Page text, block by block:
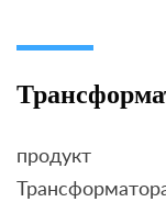
продукт